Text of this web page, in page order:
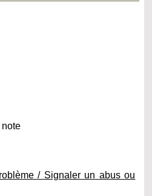
note
/ Signaler un abus ou